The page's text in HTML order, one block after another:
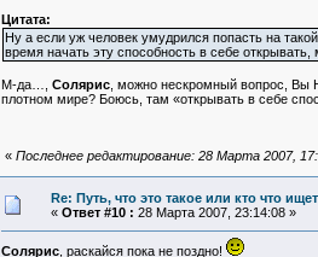
Цитата:
Ну а если уж человек умудрился попасть на
время начать эту способность в себе
М-да…, Солярис, можно нескромный вопрос, Вы
плотном мире? Боюсь, там «открывать в себе
« Последнее редактирование: 28 Марта 2007,
Re: Путь, что это такое или кто что
« Ответ #10 : 28 Марта 2007, 23:14:08 »
Солярис, раскайся пока не поздно!